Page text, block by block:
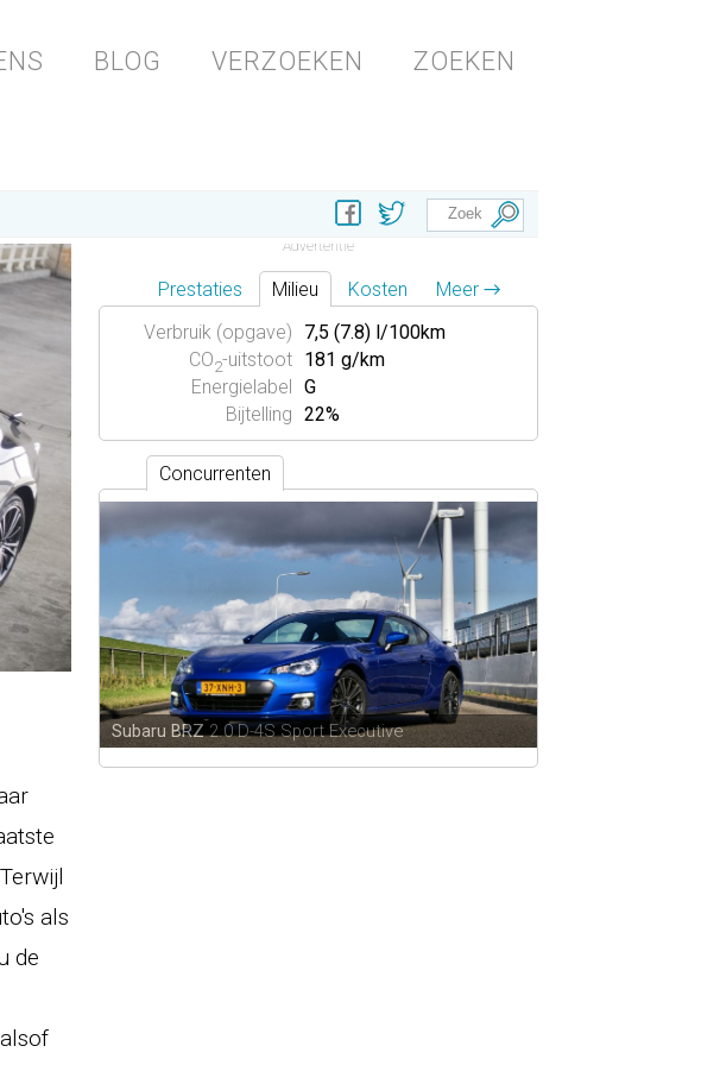
BLOG VERZOEKEN ZOEKEN
als
de
Prestaties Milieu Kosten
Meer →
Verbruik (opgave)
7,5 (7.8) l/100km
CO2-uitstoot 181 g/km
Energielabel G
Bijtelling 22%
Concurrenten
Subaru BRZ2.0 D-4S Sport Executive